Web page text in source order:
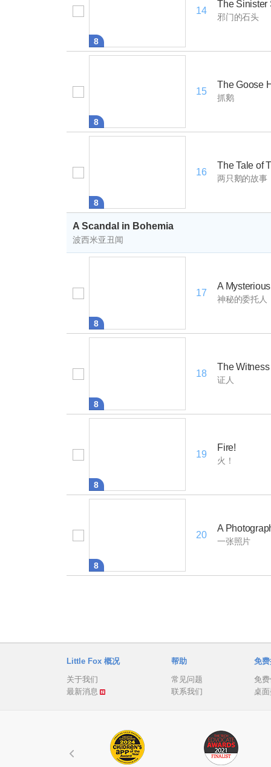
8
14
The Sinister
邪门的石头
8
15
The Goose
抓鹅
8
16
The Tale of
两只鹅的故事
A Scandal in Bohemia
波西米亚丑闻
8
17
A
神秘的委托人
8
18
The Witness
证人
8
19
Fire!
火！
8
20
A
一张照片
Little Fox 概况
关于我们
最新消息
帮助
常见问题
联系我们
免
免
桌